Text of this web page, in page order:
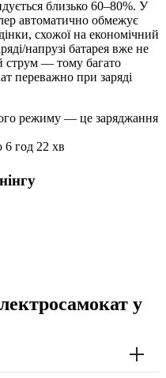
близько 60–80%. У
автоматично обмежує
схожої на економічний
напрузі батарея вже не
струм — тому багато
переважно при заряді
режиму — це заряджання
6 год 22 хв
у